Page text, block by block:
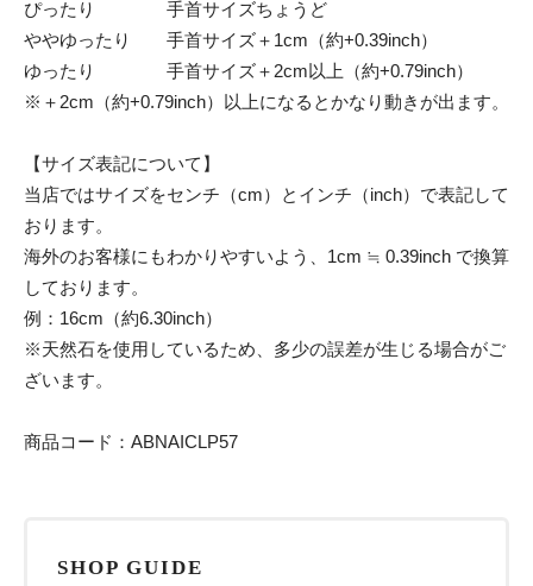
ぴったり 手首サイズちょうど
ややゆったり 手首サイズ＋1cm（約+0.39inch）
ゆったり 手首サイズ＋2cm以上（約+0.79inch）
※＋2cm（約+0.79inch）以上になるとかなり動きが出ます。
【サイズ表記について】
当店ではサイズをセンチ（cm）とインチ（inch）で表記して
おります。
海外のお客様にもわかりやすいよう、1cm ≒ 0.39inch で換算
しております。
例：16cm（約6.30inch）
※天然石を使用しているため、多少の誤差が生じる場合がご
ざいます。
商品コード：ABNAICLP57
SHOP GUIDE